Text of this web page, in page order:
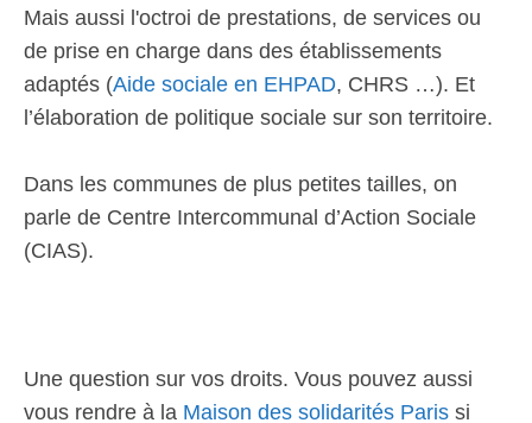
Mais aussi l'octroi de prestations, de services ou
de prise en charge dans des établissements
adaptés (Aide sociale en EHPAD, CHRS …). Et
l’élaboration de politique sociale sur son territoire.
Dans les communes de plus petites tailles, on
parle de Centre Intercommunal d’Action Sociale
(CIAS).
Une question sur vos droits. Vous pouvez aussi
vous rendre à la Maison des solidarités Paris si